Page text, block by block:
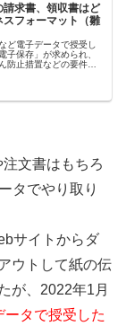
求書、領収書はど
スフォーマット（雛
ど電子データで授受し
子保存」が求められ、
防止措置などの要件も
文書はもちろ
タでやり取り
サイトからダ
ウトして紙の伝
が、2022年1月
ータで授受した